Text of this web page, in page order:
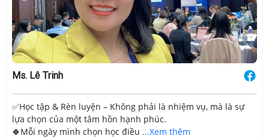
Ms. Lê Trinh
✅Học tập & Rèn luyện – Không phải là nhiệm vụ, mà là sự
lựa chọn của một tâm hồn hạnh phúc.
🍀Mỗi ngày mình chọn học điều ...Xem thêm